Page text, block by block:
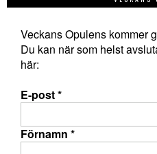
Veckans Opulens kommer
Du kan när som helst
här:
E-post*
Förnamn *